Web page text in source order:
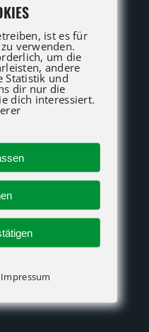
und Service
Sie unser
Anfrage.
ist es für
verwenden.
um die
andere
Statistik und
dir nur die
dich interessiert.
Impressum